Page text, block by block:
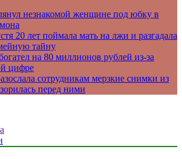
незнакомой женщине под юбку в
20 лет поймала мать на лжи и разгадала
тайну
на 80 миллионов рублей из-за
цифре
сотрудникам мерзкие снимки из
перед ними